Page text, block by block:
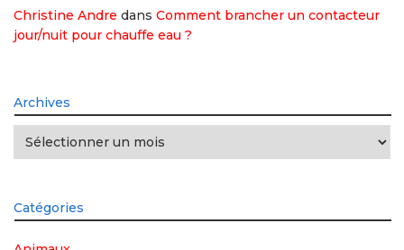
Christine Andre dans Comment brancher un contacteur
jour/nuit pour chauffe eau ?
Archives
Archives
Catégories